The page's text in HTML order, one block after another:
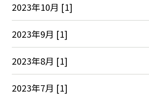
2023年10月 [1]
2023年9月 [1]
2023年8月 [1]
2023年7月 [1]